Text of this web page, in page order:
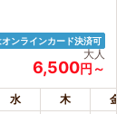
ンラインカード決済可
大人
6,500円～
水 木 金